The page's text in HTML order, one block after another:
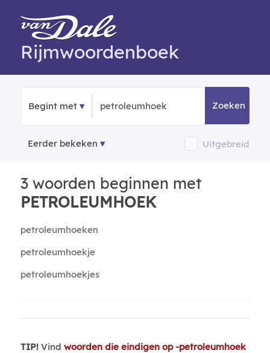
Rijmwoordenboek
Begint met Zoeken
Eerder bekeken Uitgebreid
3 woorden beginnen met
PETROLEUMHOEK
petroleumhoeken
petroleumhoekje
petroleumhoekjes
TIP!Vind woorden die eindigen op -petroleumhoek